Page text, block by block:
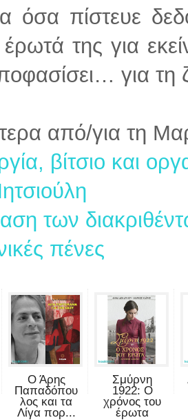
όσα πίστευε
της για
για τη
από/για τη
βίτσιο και
των
πένες
Ο Άρης
Παπαδόπου
λος και τα
Λίγα πορ...
Σμύρνη
1922: Ο
χρόνος του
έρωτα